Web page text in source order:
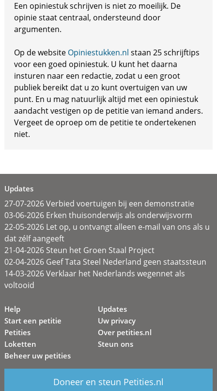
Een opiniestuk schrijven is niet zo moeilijk. De
opinie staat centraal, ondersteund door
argumenten.
Op de website Opiniestukken.nl staan 25 schrijftips
voor een goed opiniestuk. U kunt het daarna
insturen naar een redactie, zodat u een groot
publiek bereikt dat u zo kunt overtuigen van uw
punt. En u mag natuurlijk altijd met een opiniestuk
aandacht vestigen op de petitie van iemand anders.
Vergeet de oproep om de petitie te ondertekenen
niet.
Updates
27-07-2026 Verbied voertuigen bij een demonstratie
03-06-2026 Erken thuisonderwijs als onderwijsvorm
22-05-2026 Let op, u ontvangt alleen e-mail van ons als u
dat zélf aangeeft
21-04-2026 Steun het Groen Staal Project
02-04-2026 Geef Tata Steel Nederland geen staatssteun
14-03-2026 Verklaar het Nederlands wegennet als
voltooid
Help
Start een petitie
Petities
Loketten
Beheer uw petities
Updates
Uw privacy
Over petities.nl
Steun ons
Doneer en steun Petities.nl